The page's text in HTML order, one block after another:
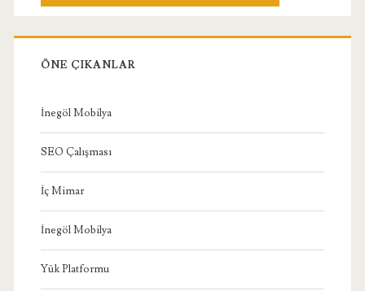
ÖNE ÇIKANLAR
İnegöl Mobilya
SEO Çalışması
İç Mimar
İnegöl Mobilya
Yük Platformu